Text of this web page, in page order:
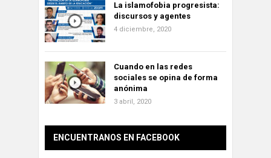
La islamofobia progresista:
discursos y agentes
4 diciembre, 2020
Cuando en las redes
sociales se opina de forma
anónima
3 abril, 2020
ENCUENTRANOS EN FACEBOOK